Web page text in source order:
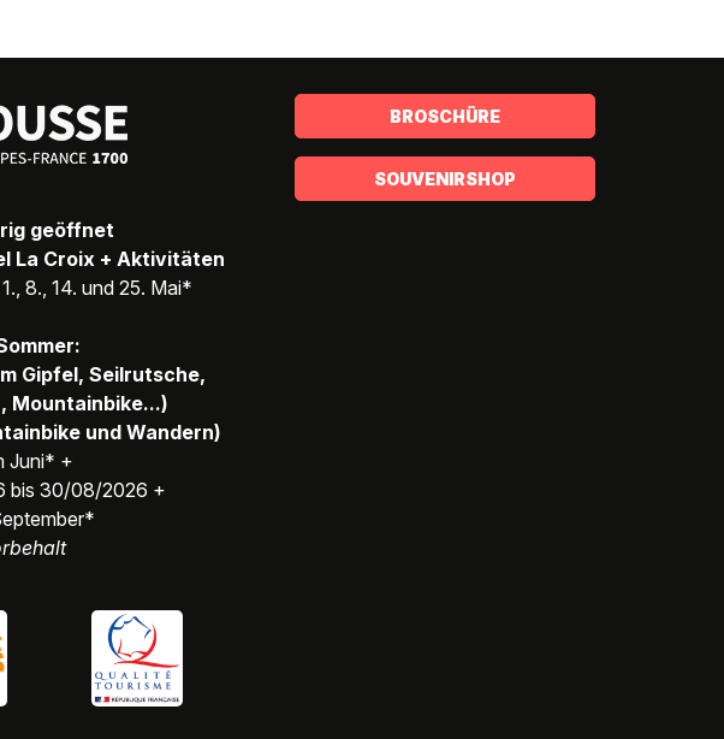
geöffnet
La Croix + Aktivitäten
8., 14. und 25. Mai*
Gipfel, Seilrutsche,
Mountainbike...)
und Wandern)
Juni* +
bis 30/08/2026 +
BROSCHÜRE
SOUVENIRSHOP